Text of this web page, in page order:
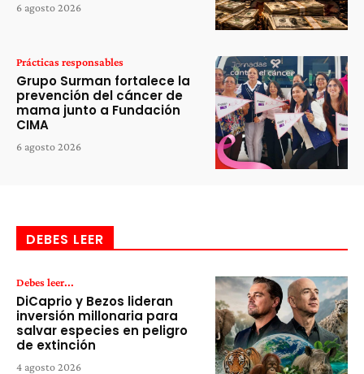
6 agosto 2026
Prácticas responsables
Grupo Surman fortalece la
prevención del cáncer de
mama junto a Fundación
CIMA
6 agosto 2026
DEBES LEER
Debes leer...
DiCaprio y Bezos lideran
inversión millonaria para
salvar especies en peligro
de extinción
4 agosto 2026